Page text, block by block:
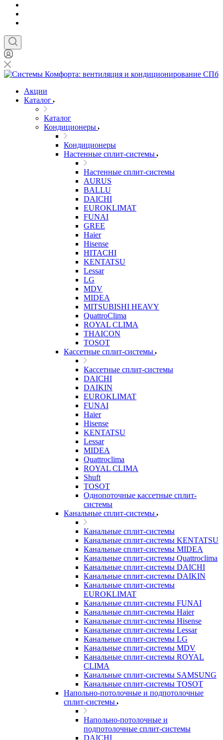
Акции
Каталог
Каталог
Кондиционеры
Кондиционеры
Настенные сплит-системы
Настенные сплит-системы
AURUS
BALLU
DAICHI
EUROKLIMAT
FUNAI
GREE
Haier
Hisense
HITACHI
KENTATSU
Lessar
LG
MDV
MIDEA
MITSUBISHI HEAVY
QuattroClima
ROYAL CLIMA
THAICON
TOSOT
Кассетные сплит-системы
Кассетные сплит-системы
DAICHI
DAIKIN
EUROKLIMAT
FUNAI
Haier
Hisense
KENTATSU
Lessar
MIDEA
Quattroclima
ROYAL CLIMA
Shuft
TOSOT
Однопоточные кассетные сплит-
системы
Канальные сплит-системы
Канальные сплит-системы
Канальные сплит-системы KENTATSU
Канальные сплит-системы MIDEA
Канальные сплит-системы Quattroclima
Канальные сплит-системы DAICHI
Канальные сплит-системы DAIKIN
Канальные сплит-системы
EUROKLIMAT
Канальные сплит-системы FUNAI
Канальные сплит-системы Haier
Канальные сплит-системы Hisense
Канальные сплит-системы Lessar
Канальные сплит-системы LG
Канальные сплит-системы MDV
Канальные сплит-системы ROYAL
CLIMA
Канальные сплит-системы SAMSUNG
Канальные сплит-системы TOSOT
Напольно-потолочные и подпотолочные
сплит-системы
Напольно-потолочные и
подпотолочные сплит-системы
DAICHI